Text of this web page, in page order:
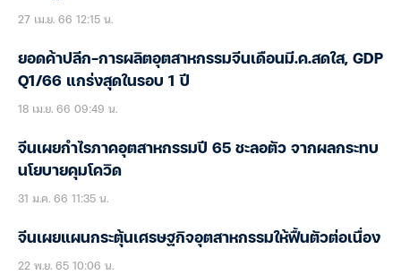
27 เม.ย. 66 12:15 น.
ยอดค้าปลีก-การผลิตอุตสาหกรรมจีนเดือนมี.ค.สดใส, GDP
Q1/66 แกร่งสุดในรอบ 1 ปี
18 เม.ย. 66 09:49 น.
จีนเผยกำไรภาคอุตสาหกรรมปี 65 ชะลอตัว จากผลกระทบ
นโยบายคุมโควิด
31 ม.ค. 66 11:35 น.
จีนเผยแผนกระตุ้นเศรษฐกิจอุตสาหกรรมให้ฟื้นตัวต่อเนื่อง
22 พ.ย. 65 10:06 น.